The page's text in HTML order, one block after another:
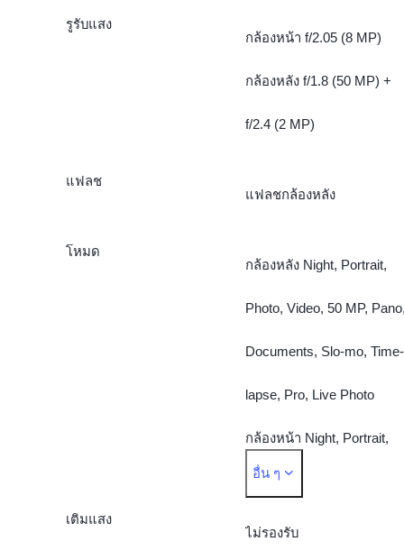
รูรับแสง
กล้องหน้า f/2.05 (8 MP)
กล้องหลัง f/1.8 (50 MP) +
f/2.4 (2 MP)
แฟลช
แฟลชกล้องหลัง
โหมด
กล้องหลัง Night, Portrait,
Photo, Video, 50 MP,
Documents, Slo-mo, Time-
lapse, Pro, Live Photo
กล้องหน้า Night, Portrait,
Photo, Video, Live Photo
อื่น ๆ
เติมแสง
ไม่รองรับ